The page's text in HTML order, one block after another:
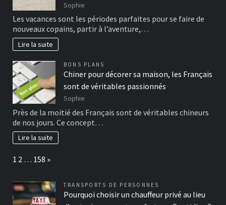
Sophie
Les vacances sont les périodes parfaites pour se faire de
nouveaux copains, partir à l’aventure,…
Lire la suite
BONS PLANS
Chiner pour décorer sa maison, les Français
sont de véritables passionnés
Sophie
Près de la moitié des Français sont de véritables chineurs
de nos jours. Ce concept…
Lire la suite
Page:
1 2 … 158 Next
»
TRANSPORTS DE PERSONNES
Pourquoi choisir un chauffeur privé au lieu